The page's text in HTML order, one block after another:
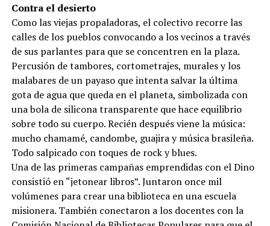
Contra el desierto
Como las viejas propaladoras, el colectivo recorre las
calles de los pueblos convocando a los vecinos a través
de sus parlantes para que se concentren en la plaza.
Percusión de tambores, cortometrajes, murales y los
malabares de un payaso que intenta salvar la última
gota de agua que queda en el planeta, simbolizada con
una bola de silicona transparente que hace equilibrio
sobre todo su cuerpo. Recién después viene la música:
mucho chamamé, candombe, guajira y música brasileña.
Todo salpicado con toques de rock y blues.
Una de las primeras campañas emprendidas con el Dino
consistió en “jetonear libros”. Juntaron once mil
volúmenes para crear una biblioteca en una escuela
misionera. También conectaron a los docentes con la